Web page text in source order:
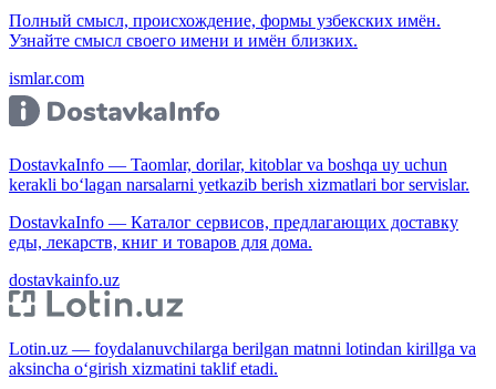
Полный смысл, происхождение, формы узбекских имён.
Узнайте смысл своего имени и имён близких.
ismlar.com
DostavkaInfo — Taomlar, dorilar, kitoblar va boshqa uy uchun
kerakli bo‘lagan narsalarni yetkazib berish xizmatlari bor servislar.
DostavkaInfo — Каталог сервисов, предлагающих доставку
еды, лекарств, книг и товаров для дома.
dostavkainfo.uz
Lotin.uz — foydalanuvchilarga berilgan matnni lotindan kirillga va
aksincha o‘girish xizmatini taklif etadi.